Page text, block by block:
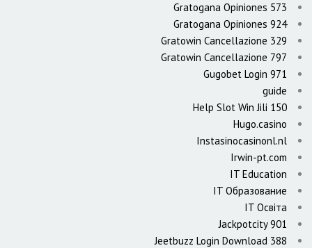
Gratogana Opiniones 573
Gratogana Opiniones 924
Gratowin Cancellazione 329
Gratowin Cancellazione 797
Gugobet Login 971
guide
Help Slot Win Jili 150
Hugo.casino
Instasinocasinonl.nl
Irwin-pt.com
IT Education
IT Образование
IT Освіта
Jackpotcity 901
Jeetbuzz Login Download 388